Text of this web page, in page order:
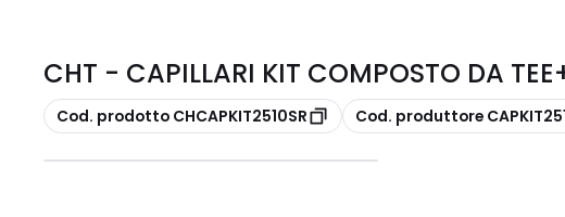
CHT - CAPILLARI KIT COMPOSTO DA
copia
Cod. prodotto CHCAPKIT2510SR copia
Cod. produttore